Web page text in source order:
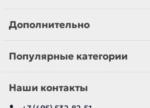
Дополнительно
Популярные категории
Наши контакты